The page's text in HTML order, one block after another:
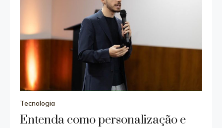
Tecnologia
Entenda como personalização e